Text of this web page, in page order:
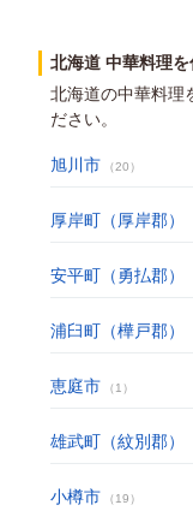
北海道 中華料理
北海道の中華料理
ださい。
旭川市 （20）
厚岸町（厚岸郡）
安平町（勇払郡）
浦臼町（樺戸郡）
恵庭市 （1）
雄武町（紋別郡）
小樽市 （19）